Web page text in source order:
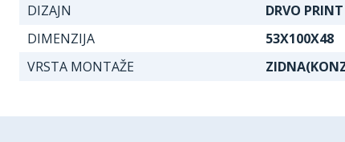
DIZAJN
DRVO PRINT
DIMENZIJA
53X100X48
VRSTA MONTAŽE